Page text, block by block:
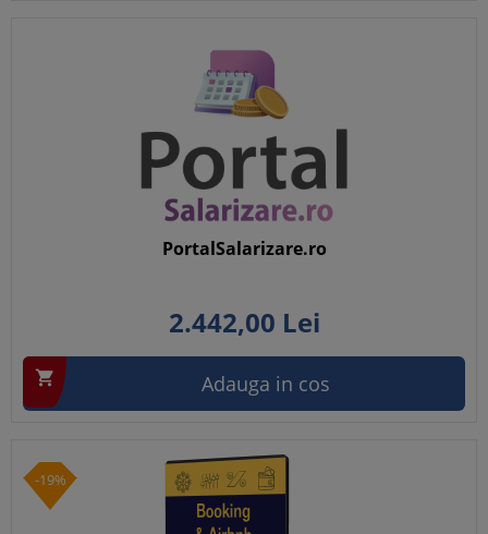
PortalSalarizare.ro
2.442,00 Lei
 Adauga in cos
-19%